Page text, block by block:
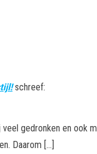
schreef:
gedronken en ook
Daarom […]